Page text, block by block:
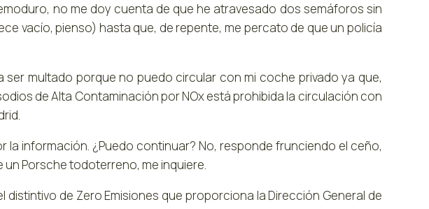
no me doy cuenta de que he atravesado dos semáforos sin
vacío, pienso) hasta que, de repente, me percato de que un policía
ser multado porque no puedo circular con mi coche privado ya que,
de Alta Contaminación por NOx está prohibida la circulación con
la información. ¿Puedo continuar? No, responde frunciendo el ceño,
Porsche todoterreno, me inquiere.
distintivo de Zero Emisiones que proporciona la Dirección General de